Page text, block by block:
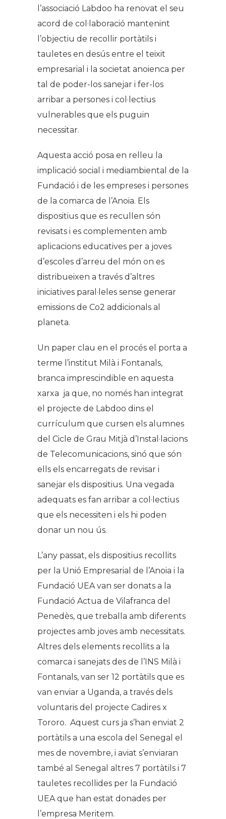
l’associació Labdoo ha renovat el seu
acord de col·laboració mantenint
l’objectiu de recollir portàtils i
tauletes en desús entre el teixit
empresarial i la societat anoienca per
tal de poder-los sanejar i fer-los
arribar a persones i col·lectius
vulnerables que els puguin
necessitar.
Aquesta acció posa en relleu la
implicació social i mediambiental de la
Fundació i de les empreses i persones
de la comarca de l’Anoia. Els
dispositius que es recullen són
revisats i es complementen amb
aplicacions educatives per a joves
d’escoles d’arreu del món on es
distribueixen a través d’altres
iniciatives paral·leles sense generar
emissions de Co2 addicionals al
planeta.
Un paper clau en el procés el porta a
terme l’institut Milà i Fontanals,
branca imprescindible en aquesta
xarxa ja que, no només han integrat
el projecte de Labdoo dins el
currículum que cursen els alumnes
del Cicle de Grau Mitjà d’Instal·lacions
de Telecomunicacions, sinó que són
ells els encarregats de revisar i
sanejar els dispositius. Una vegada
adequats es fan arribar a col·lectius
que els necessiten i els hi poden
donar un nou ús.
L’any passat, els dispositius recollits
per la Unió Empresarial de l’Anoia i la
Fundació UEA van ser donats a la
Fundació Actua de Vilafranca del
Penedès, que treballa amb diferents
projectes amb joves amb necessitats.
Altres dels elements recollits a la
comarca i sanejats des de l’INS Milà i
Fontanals, van ser 12 portàtils que es
van enviar a Uganda, a través dels
voluntaris del projecte Cadires x
Tororo. Aquest curs ja s’han enviat 2
portàtils a una escola del Senegal el
mes de novembre, i aviat s’enviaran
també al Senegal altres 7 portàtils i 7
tauletes recollides per la Fundació
UEA que han estat donades per
l’empresa Meritem.